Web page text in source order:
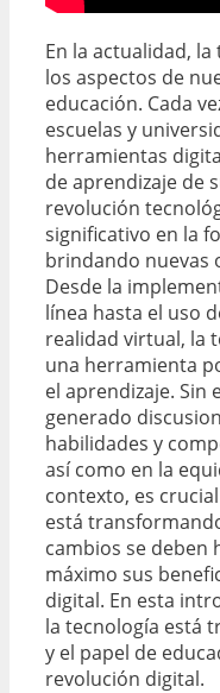
En la actualidad,
los aspectos de
educación. Cada
escuelas y
herramientas
de aprendizaje de
revolución
significativo en la
brindando nuevas
Desde la
línea hasta el uso
realidad virtual, la
una herramienta
el aprendizaje. Sin
generado
habilidades y
así como en la
contexto, es
está
cambios se deben
máximo sus
digital. En esta
la tecnología está
y el papel de
revolución digital.